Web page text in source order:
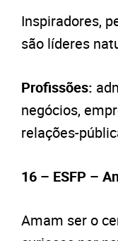
Inspiradores,
são líderes
Profissões:
negócios,
relações-
16 – ESFP –
Amam ser o